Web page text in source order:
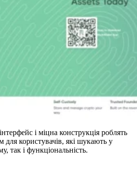
і міцна конструкція роблять
користувачів, які шукають у
так і функціональність.